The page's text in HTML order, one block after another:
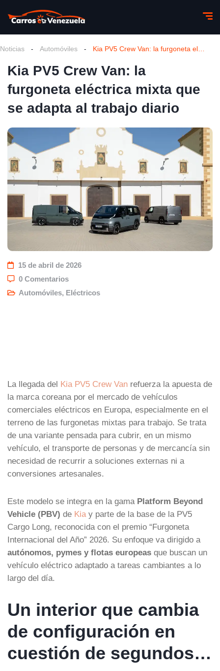
Noticias - Automóviles -
Kia PV5 Crew Van: la
furgoneta eléctrica mixta que
se adapta al trabajo diario
15 de abril de 2026
0 Comentarios
Automóviles, Eléctricos
La llegada del Kia PV5 Crew Van refuerza la apuesta de
la marca coreana por el mercado de vehículos
comerciales eléctricos en Europa, especialmente en el
terreno de las furgonetas mixtas para trabajo. Se trata
de una variante pensada para cubrir, en un mismo
vehículo, el transporte de personas y de mercancía sin
necesidad de recurrir a soluciones externas ni a
conversiones artesanales.
Este modelo se integra en la gama Platform Beyond
Vehicle (PBV) de Kia y parte de la base de la PV5
Cargo Long, reconocida con el premio “Furgoneta
Internacional del Año” 2026. Su enfoque va dirigido a
autónomos, pymes y flotas europeas que buscan un
vehículo eléctrico adaptado a tareas cambiantes a lo
largo del día.
Un interior que cambia
de configuración en
cuestión de segundos…